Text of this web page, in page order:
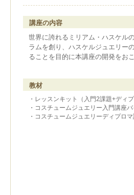
講座の内容
世界に誇れるミリアム・ハスケル
ラムを創り、ハスケルジュエリー
ることを目的に本講座の開発をお
教材
・レッスンキット（入門2課題+ディプ
・コスチュームジュエリー入門講座バ
・コスチュームジュエリーディプロ